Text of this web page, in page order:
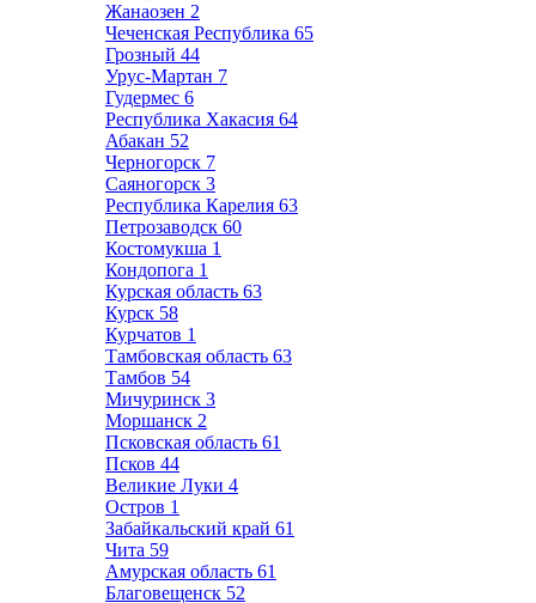
Жанаозен 2
Чеченская Республика 65
Грозный 44
Урус-Мартан 7
Гудермес 6
Республика Хакасия 64
Абакан 52
Черногорск 7
Саяногорск 3
Республика Карелия 63
Петрозаводск 60
Костомукша 1
Кондопога 1
Курская область 63
Курск 58
Курчатов 1
Тамбовская область 63
Тамбов 54
Мичуринск 3
Моршанск 2
Псковская область 61
Псков 44
Великие Луки 4
Остров 1
Забайкальский край 61
Чита 59
Амурская область 61
Благовещенск 52